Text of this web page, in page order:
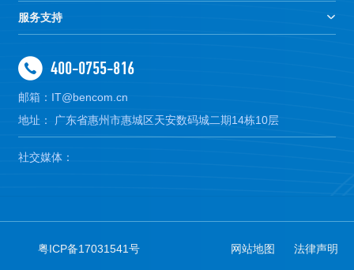
服务支持
400-0755-816
邮箱：IT@bencom.cn
地址： 广东省惠州市惠城区天安数码城二期14栋10层
社交媒体：
粤ICP备17031541号 网站地图 法律声明